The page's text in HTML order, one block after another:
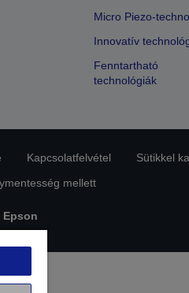
Micro Piezo-
Innovatív
Fenntartható
technológiák
Kapcsolatfelvétel
Sütikkel
mellett
Epson